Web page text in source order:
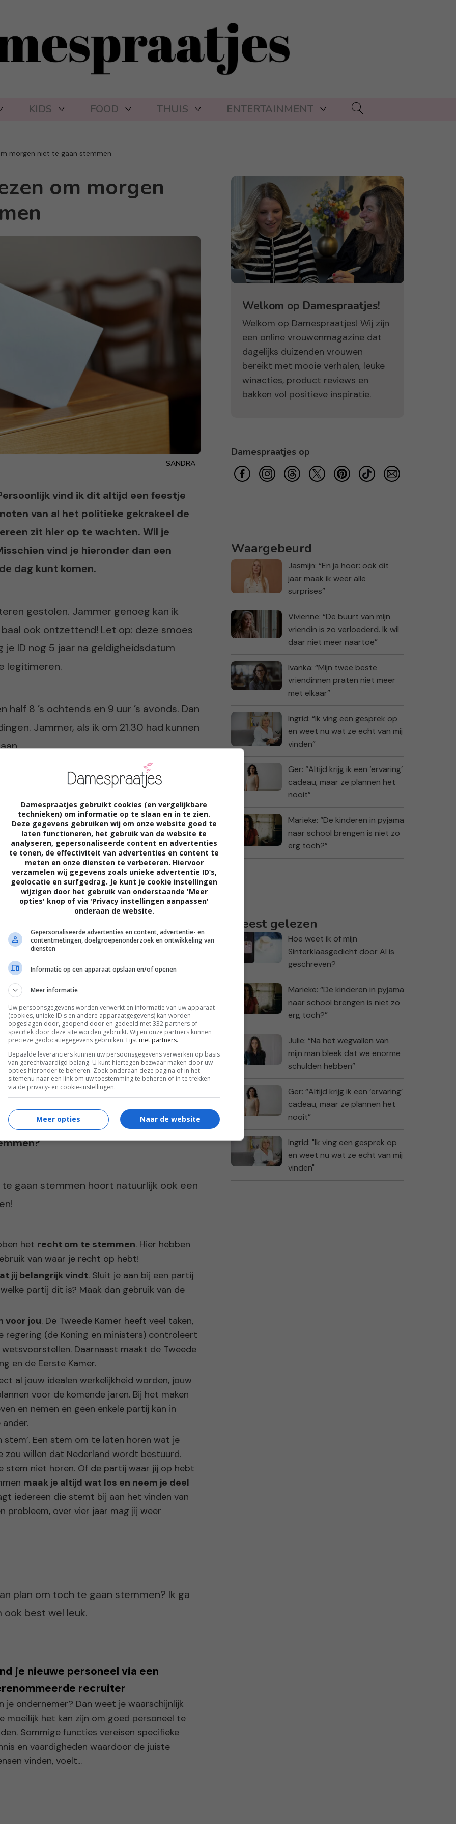
KIDS FOOD THUIS ENTERTAINMENT
morgen niet te gaan stemmen
om morgen
SANDRA
vind ik dit altijd een feestje
van al het politieke gekrakeel de
zit hier op te wachten. Wil je
vind je hieronder dan een
dag kunt komen.
gestolen. Jammer genoeg kan ik
ook ontzettend! Let op: deze smoes
je ID nog 5 jaar na geldigheidsdatum
legitimeren.
8 ’s ochtends en 9 uur ’s avonds. Dan
Jammer, als ik om 21.30 had kunnen
mijn stem rust. Telkens als ik ga
omhoog of verdwijnt de
lands belang blijf ik dan ook maar
van de Tweede Kamer verkiezingen,
Aangezien ik mijn rol als consument
en als ik thuiskom ga ik via internet
bij mijn favoriete webshops. Soms moet
als je je voelt. Eerlijk gezegd voel ik me
mag je nog niet stemmen, dat is
over moeten slaan.
met ons! We zouden het leuk vinden
kunnen aanvullen.
gaan stemmen hoort natuurlijk ook een
het recht om te stemmen. Hier hebben
van waar je recht op hebt!
jij belangrijk vindt. Sluit je aan bij een partij
partij dit is? Maak dan gebruik van de
voor jou. De Tweede Kamer heeft veel taken,
(de Koning en ministers) controleert
Daarnaast maakt de Tweede
en de Eerste Kamer.
al jouw idealen werkelijkheid worden, jouw
voor de komende jaren. Bij het maken
en nemen en geen enkele partij kan in
Een stem om te laten horen wat je
zou willen dat Nederland wordt bestuurd.
niet horen. Of de partij waar jij op hebt
maak je altijd wat los en neem je deel
iedereen die stemt bij aan het vinden van
probleem, over vier jaar mag jij weer
plan om toch te gaan stemmen? Ik ga
ook best wel leuk.
je nieuwe personeel via een
recruiter
je ondernemer? Dan weet je waarschijnlijk
moeilijk het kan zijn om goed personeel te
Sommige functies vereisen specifieke
en vaardigheden waardoor de juiste
vinden, voelt...
Welkom op Damespraatjes!
Welkom op Damespraatjes! Wij zijn
een online vrouwenmagazine dat
dagelijks duizenden vrouwen
bereikt met mooie verhalen, leuke
winacties, product reviews en
bakken vol positieve inspiratie.
Damespraatjes op
Waargebeurd
Jasmijn: “En ja hoor: ook dit
jaar maak ik weer alle
surprises”
Vivienne: “De buurt van mijn
vriendin is zo verloederd. Ik wil
daar niet meer naartoe”
Ivanka: “Mijn twee beste
vriendinnen praten niet meer
met elkaar”
Ingrid: “Ik ving een gesprek op
en weet nu wat ze echt van mij
vinden”
Ger: “Altijd krijg ik een ‘ervaring’
cadeau, maar ze plannen het
nooit”
Marieke: “De kinderen in pyjama
naar school brengen is niet zo
erg toch?”
Meest gelezen
Hoe weet ik of mijn
Sinterklaasgedicht door AI is
geschreven?
Marieke: “De kinderen in pyjama
naar school brengen is niet zo
erg toch?”
Julie: “Na het wegvallen van
mijn man bleek dat we enorme
schulden hebben”
Ger: “Altijd krijg ik een ‘ervaring’
cadeau, maar ze plannen het
nooit”
Ingrid: "Ik ving een gesprek op
en weet nu wat ze echt van mij
vinden"
Damespraatjes gebruikt cookies (en vergelijkbare
technieken) om informatie op te slaan en in te zien.
Deze gegevens gebruiken wij om onze website goed te
laten functioneren, het gebruik van de website te
analyseren, gepersonaliseerde content en advertenties
te tonen, de effectiviteit van advertenties en content te
meten en onze diensten te verbeteren. Hiervoor
verzamelen wij gegevens zoals unieke advertentie ID’s,
geolocatie en surfgedrag. Je kunt je cookie instellingen
wijzigen door het gebruik van onderstaande 'Meer
opties' knop of via 'Privacy instellingen aanpassen'
onderaan de website.
Gepersonaliseerde advertenties en content, advertentie- en
contentmetingen, doelgroepenonderzoek en ontwikkeling van
diensten
Informatie op een apparaat opslaan en/of openen
Meer informatie
Uw persoonsgegevens worden verwerkt en informatie van uw apparaat
(cookies, unieke ID's en andere apparaatgegevens) kan worden
opgeslagen door, geopend door en gedeeld met 332 partners of
specifiek door deze site worden gebruikt. Wij en onze partners kunnen
precieze geolocatiegegevens gebruiken. Lijst met partners.
Bepaalde leveranciers kunnen uw persoonsgegevens verwerken op basis
van gerechtvaardigd belang. U kunt hiertegen bezwaar maken door uw
opties hieronder te beheren. Zoek onderaan deze pagina of in het
sitemenu naar een link om uw toestemming te beheren of in te trekken
via de privacy- en cookie-instellingen.
Naar de website
Meer opties